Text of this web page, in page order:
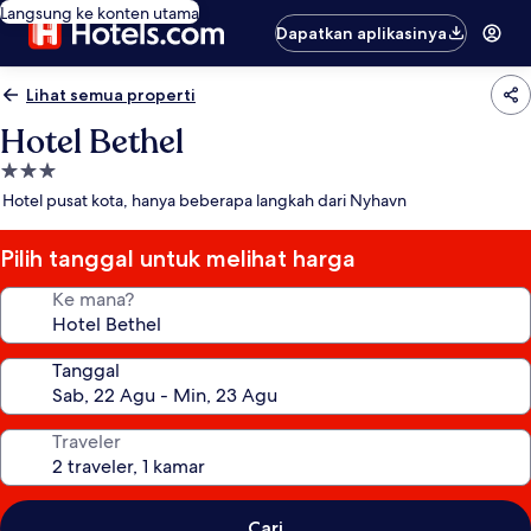
Langsung ke konten utama
Dapatkan aplikasinya
Lihat semua properti
Hotel Bethel
Properti
bintang
Hotel pusat kota, hanya beberapa langkah dari Nyhavn
Pilih tanggal untuk melihat harga
Ke mana?
Tanggal
Traveler